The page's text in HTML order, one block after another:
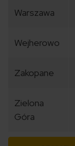
Warszawa
Wejherowo
Zakopane
Zielona
Góra